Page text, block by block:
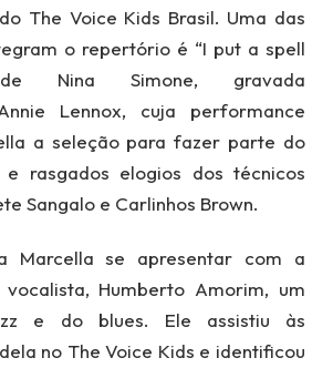
The Voice Kids Brasil. Uma das
o repertório é “I put a spell
Nina Simone, gravada
Lennox, cuja performance
a seleção para fazer parte do
e rasgados elogios dos técnicos
Sangalo e Carlinhos Brown.
Marcella se apresentar com a
Humberto Amorim, um
e do blues. Ele assistiu às
no The Voice Kids e identificou